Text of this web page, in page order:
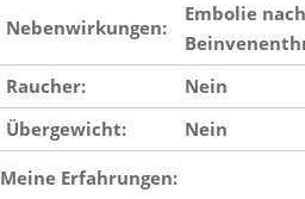
Nebenwirkungen:
Embolie
Raucher:
Nein
Übergewicht:
Nein
Meine Erfahrungen: